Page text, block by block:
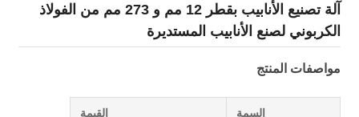
آلة تصنيع الأنابيب بقطر 12 مم و 273 مم من الفولاذ
الكربوني لصنع الأنابيب المستديرة
مواصفات المنتج
السمة القيمة